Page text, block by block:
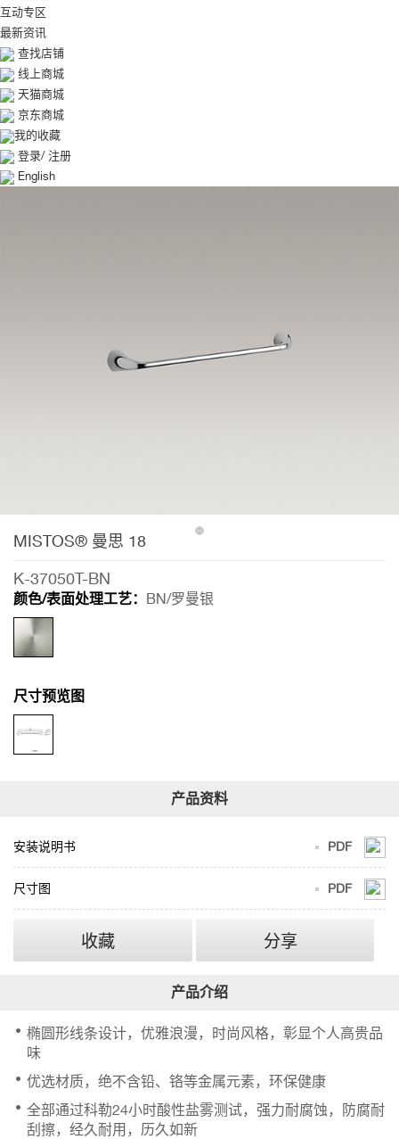
互动专区
最新资讯
查找店铺
线上商城
天猫商城
京东商城
我的收藏
登录/注册
English
MISTOS® 曼思 18
K-37050T-BN
颜色/表面处理工艺： BN/罗曼银
尺寸预览图
PDF
安装说明书
PDF
尺寸图
收藏 分享
椭圆形线条设计，优雅浪漫，时尚风格，彰显个人高贵品
味
优选材质，绝不含铅、铬等金属元素，环保健康
全部通过科勒24小时酸性盐雾测试，强力耐腐蚀，防腐耐
刮擦，经久耐用，历久如新